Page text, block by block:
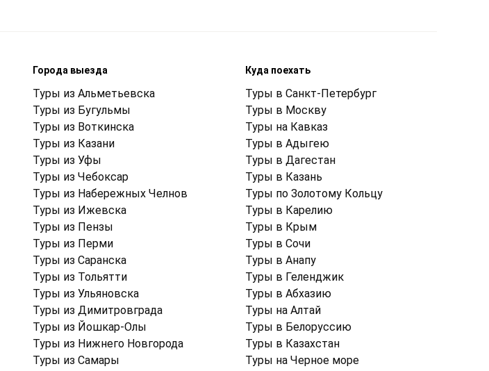
Города выезда
Туры из Альметьевска
Туры из Бугульмы
Туры из Воткинска
Туры из Казани
Туры из Уфы
Туры из Чебоксар
Туры из Набережных Челнов
Туры из Ижевска
Туры из Пензы
Туры из Перми
Туры из Саранска
Туры из Тольятти
Туры из Ульяновска
Туры из Димитровграда
Туры из Йошкар-Олы
Туры из Нижнего Новгорода
Туры из Самары
Куда поехать
Туры в Санкт-Петербург
Туры в Москву
Туры на Кавказ
Туры в Адыгею
Туры в Дагестан
Туры в Казань
Туры по Золотому Кольцу
Туры в Карелию
Туры в Крым
Туры в Cочи
Туры в Анапу
Туры в Геленджик
Туры в Абхазию
Туры на Алтай
Туры в Белоруссию
Туры в Казахстан
Туры на Черное море